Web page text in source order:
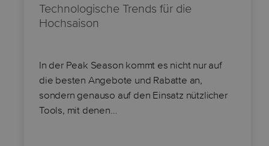
Technologische Trends für die
Hochsaison
In der Peak Season kommt es nicht nur auf
die besten Angebote und Rabatte an,
sondern genauso auf den Einsatz nützlicher
Tools, mit denen…